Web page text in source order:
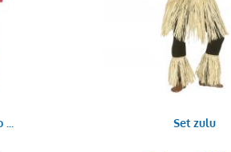
... Set zulu